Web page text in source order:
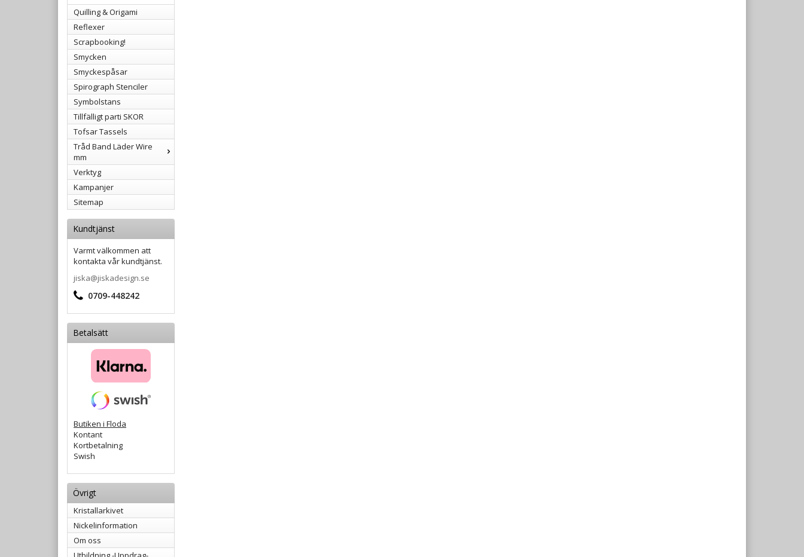
Quilling & Origami
Reflexer
Scrapbooking!
Smycken
Smyckespåsar
Spirograph Stenciler
Symbolstans
Tillfälligt parti SKOR
Tofsar Tassels
Tråd Band Läder Wire
mm
Verktyg
Kampanjer
Sitemap
Kundtjänst
Varmt välkommen att
kontakta vår kundtjänst.
jiska@jiskadesign.se
0709-448242
Betalsätt
Butiken i Floda
Kontant
Kortbetalning
Swish
Övrigt
Kristallarkivet
Nickelinformation
Om oss